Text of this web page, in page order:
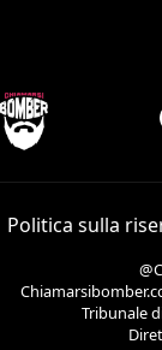
Politica sulla
Tribunale